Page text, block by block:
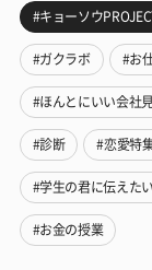
#キョーソウ
#ガクラボ #お
#ほんとにいい会社
#診断 #恋愛特
#学生の君に伝えた
#お金の授業